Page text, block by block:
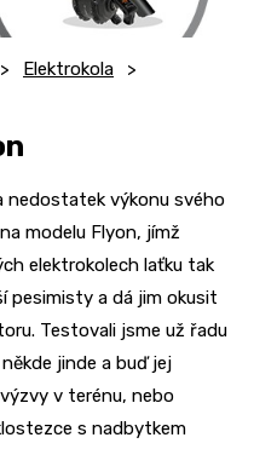
Elektrokola
nedostatek výkonu svého
modelu Flyon, jímž
elektrokolech laťku tak
pesimisty a dá jim okusit
Testovali jsme už řadu
jinde a buď jej
v terénu, nebo
s nadbytkem